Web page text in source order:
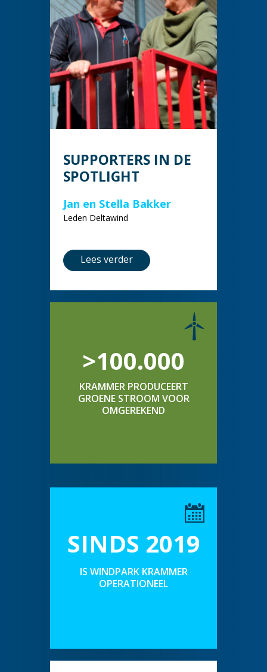
SUPPORTERS IN DE
SPOTLIGHT
Jan en Stella Bakker
Leden Deltawind
Lees verder
>100.000
KRAMMER PRODUCEERT
GROENE STROOM VOOR
OMGEREKEND
SINDS 2019
IS WINDPARK KRAMMER
OPERATIONEEL